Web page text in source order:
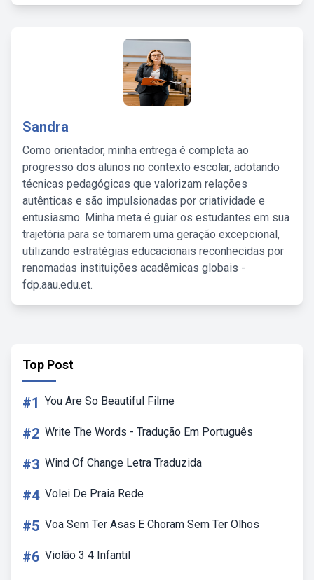
Sandra
Como orientador, minha entrega é completa ao
progresso dos alunos no contexto escolar, adotando
técnicas pedagógicas que valorizam relações
autênticas e são impulsionadas por criatividade e
entusiasmo. Minha meta é guiar os estudantes em sua
trajetória para se tornarem uma geração excepcional,
utilizando estratégias educacionais reconhecidas por
renomadas instituições acadêmicas globais -
fdp.aau.edu.et.
Top Post
#1 You Are So Beautiful Filme
#2 Write The Words - Tradução Em Português
#3 Wind Of Change Letra Traduzida
#4 Volei De Praia Rede
#5 Voa Sem Ter Asas E Choram Sem Ter Olhos
#6 Violão 3 4 Infantil